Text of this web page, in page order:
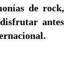
de rock,
antes